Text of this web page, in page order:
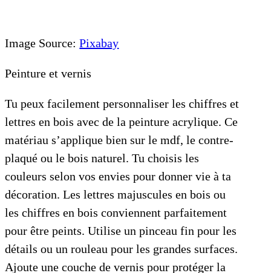
Image Source:Pixabay
Peinture et vernis
Tu peux facilement personnaliser les chiffres et
lettres en bois avec de la peinture acrylique. Ce
matériau s’applique bien sur le mdf, le contre-
plaqué ou le bois naturel. Tu choisis les
couleurs selon vos envies pour donner vie à ta
décoration. Les lettres majuscules en bois ou
les chiffres en bois conviennent parfaitement
pour être peints. Utilise un pinceau fin pour les
détails ou un rouleau pour les grandes surfaces.
Ajoute une couche de vernis pour protéger la